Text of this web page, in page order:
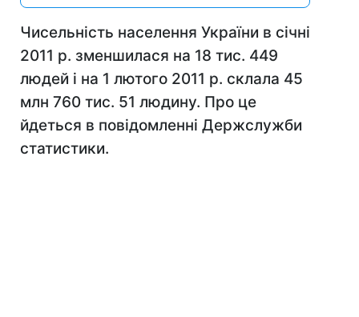
Чисельність населення України в січні
2011 р. зменшилася на 18 тис. 449
людей і на 1 лютого 2011 р. склала 45
млн 760 тис. 51 людину. Про це
йдеться в повідомленні Держслужби
статистики.